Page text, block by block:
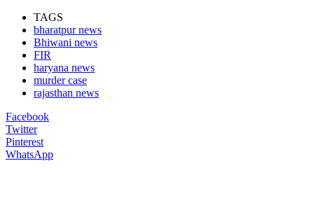
TAGS
bharatpur news
Bhiwani news
FIR
haryana news
murder case
rajasthan news
Facebook
Twitter
Pinterest
WhatsApp